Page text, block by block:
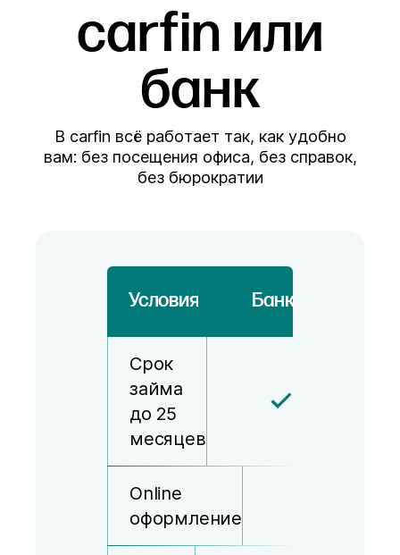
carfin или
банк
В carfin всё работает так, как удобно
вам: без посещения офиса, без справок,
без бюрократии
Условия Банк
Срок
займа
до 25
месяцев
Online
оформление